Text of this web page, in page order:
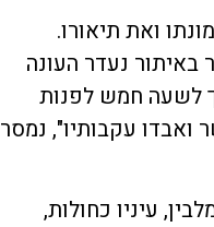
ואת תיאורו.
נעדר העונה
סמוך לשעה חמש לפנות
ואבדו עקבותיו", נמסר
עיניו כחולות,